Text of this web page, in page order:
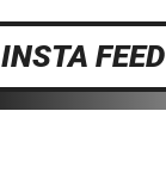
INSTA FEED